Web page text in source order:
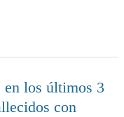
los últimos 3
con